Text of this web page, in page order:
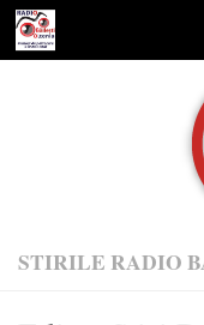
Skip to content
STIRILE RADIO